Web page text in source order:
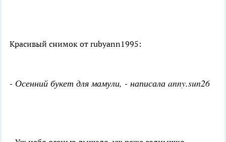
Красивый снимок от rubyann1995:
- Осенний букет для мамули, - написала anny.sun26